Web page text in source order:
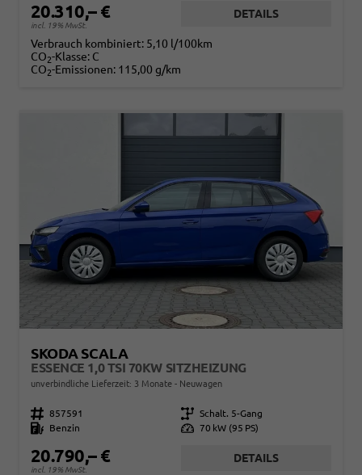
20.310,– €
incl. 19% MwSt.
DETAILS
Verbrauch kombiniert: 5,10 l/100km
CO2-Klasse: C
CO2-Emissionen: 115,00 g/km
SKODA SCALA
ESSENCE 1,0 TSI 70KW SITZHEIZUNG
unverbindliche Lieferzeit: 3 Monate Neuwagen
Fahrzeugnr. 857591 Getriebe Schalt. 5-Gang
Kraftstoff
Benzin Leistung 70 kW (95 PS)
20.790,– €
incl. 19% MwSt.
DETAILS